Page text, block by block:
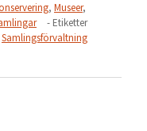
, Museer,
- Etiketter
Samlingsförvaltning